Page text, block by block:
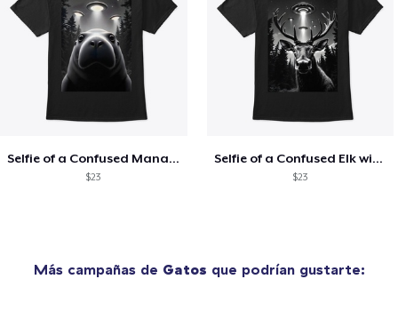
Selfie of a Confused Manatee with UFOs
$23
Selfie of a Confused Elk with UFOs
$23
Más campañas de Gatos que podrían gustarte: